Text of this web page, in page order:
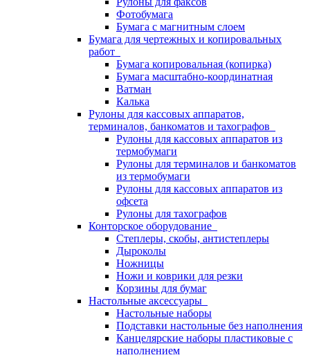
Фотобумага
Бумага с магнитным слоем
Бумага для чертежных и копировальных
работ
Бумага копировальная (копирка)
Бумага масштабно-координатная
Ватман
Калька
Рулоны для кассовых аппаратов,
терминалов, банкоматов и тахографов
Рулоны для кассовых аппаратов из
термобумаги
Рулоны для терминалов и банкоматов
из термобумаги
Рулоны для кассовых аппаратов из
офсета
Рулоны для тахографов
Конторское оборудование
Степлеры, скобы, антистеплеры
Дыроколы
Ножницы
Ножи и коврики для резки
Корзины для бумаг
Настольные аксессуары
Настольные наборы
Подставки настольные без наполнения
Канцелярские наборы пластиковые с
наполнением